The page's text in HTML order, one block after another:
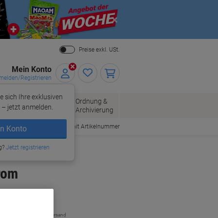
Close
Preise exkl. USt.
Mein Konto
Registrieren
sich Ihre exklusiven
jetzt anmelden.
Konto
Jetzt registrieren
Bürobedarf
Ordnung &
Archivierung
Bestellen mit Artikelnummer
zzgl. Versand